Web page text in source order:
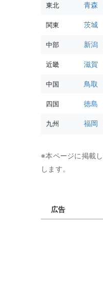
東北 青森
関東 茨城
中部 新潟
近畿 滋賀
中国 鳥取
四国 徳島
九州 福岡
※本ページに掲載
します。
広告